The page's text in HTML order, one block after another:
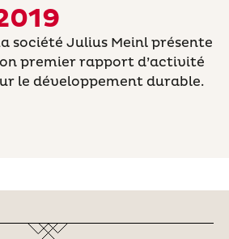
société Julius Meinl présente
premier rapport d’activité
le développement durable.